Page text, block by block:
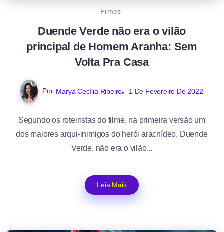
Filmes
Duende Verde não era o vilão
principal de Homem Aranha: Sem
Volta Pra Casa
Por Marya Cecília Ribeiro 1 De Fevereiro De 2022
Segundo os roteiristas do filme, na primeira versão um
dos maiores arqui-inimigos do herói aracnídeo, Duende
Verde, não era o vilão...
Leia Mais